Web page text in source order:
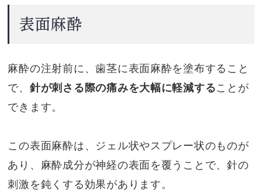
表面麻酔
麻酔の注射前に、歯茎に表面麻酔を塗布すること
で、 針が刺さる際の痛みを大幅に軽減することが
できます。
この表面麻酔は、ジェル状やスプレー状のものが
あり、麻酔成分が神経の表面を覆うことで、針の
刺激を鈍くする効果があります。